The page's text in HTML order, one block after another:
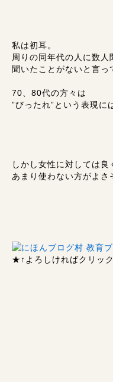
私は初耳。
周りの同年代の人に数人
聞いたことがないと言っ
70、80代の方々は
”びったれ”という表現に
しかし女性に対しては良
あまり使わない方がよさ
★↑ よろしければクリッ